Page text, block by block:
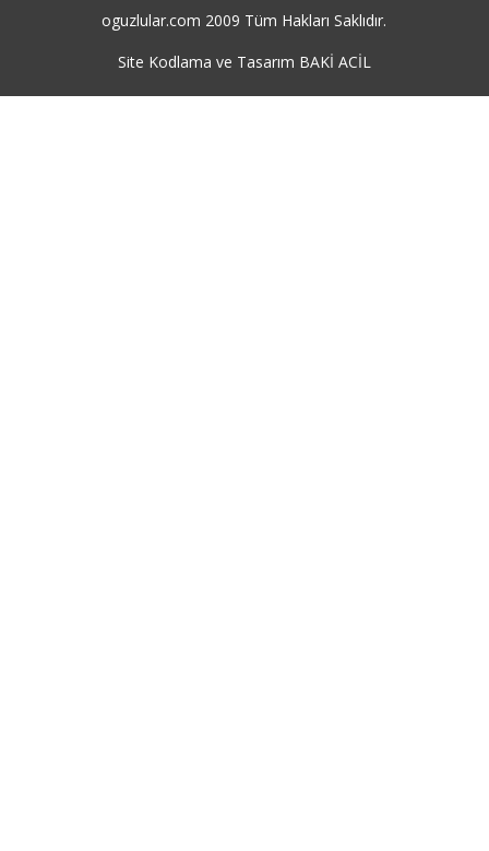
oguzlular.com 2009 Tüm Hakları Saklıdır.
Site Kodlama ve Tasarım BAKİ ACİL